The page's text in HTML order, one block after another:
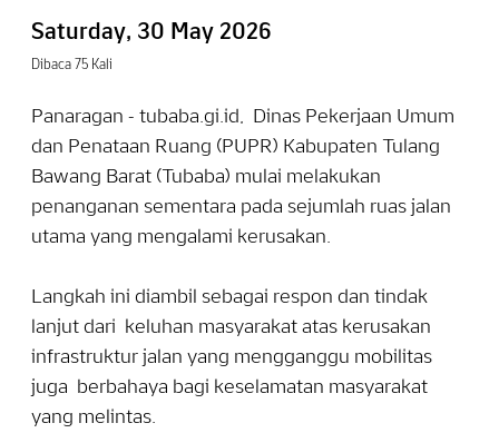
Saturday, 30 May 2026
Dibaca 75 Kali
Panaragan - tubaba.gi.id, Dinas Pekerjaan Umum
dan Penataan Ruang (PUPR) Kabupaten Tulang
Bawang Barat (Tubaba) mulai melakukan
penanganan sementara pada sejumlah ruas jalan
utama yang mengalami kerusakan.
Langkah ini diambil sebagai respon dan tindak
lanjut dari keluhan masyarakat atas kerusakan
infrastruktur jalan yang mengganggu mobilitas
juga berbahaya bagi keselamatan masyarakat
yang melintas.